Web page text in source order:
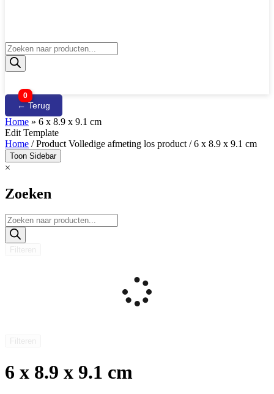
Producten
zoeken
0
← Terug
Home » 6 x 8.9 x 9.1 cm
Edit Template
Home / Product Volledige afmeting los product / 6 x 8.9 x 9.1 cm
Toon Sidebar
×
Zoeken
Producten
zoeken
6 x 8.9 x 9.1 cm